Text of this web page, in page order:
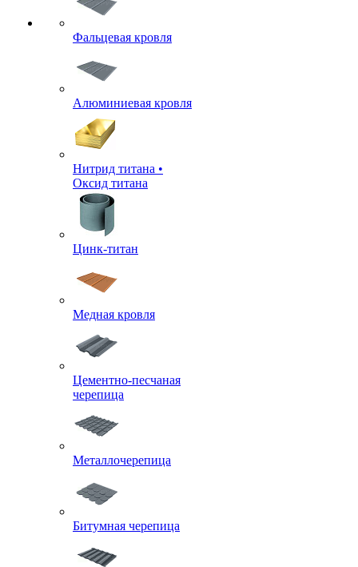
Фальцевая кровля
Алюминиевая кровля
Нитрид титана •
Оксид титана
Цинк-титан
Медная кровля
Цементно-песчаная
черепица
Металлочерепица
Битумная черепица